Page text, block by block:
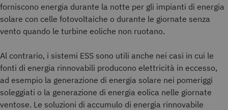
forniscono energia durante la notte per gli impianti di energia
solare con celle fotovoltaiche o durante le giornate senza
vento quando le turbine eoliche non ruotano.
Al contrario, i sistemi ESS sono utili anche nei casi in cui le
fonti di energia rinnovabili producono elettricità in eccesso,
ad esempio la generazione di energia solare nei pomeriggi
soleggiati o la generazione di energia eolica nelle giornate
ventose. Le soluzioni di accumulo di energia rinnovabile